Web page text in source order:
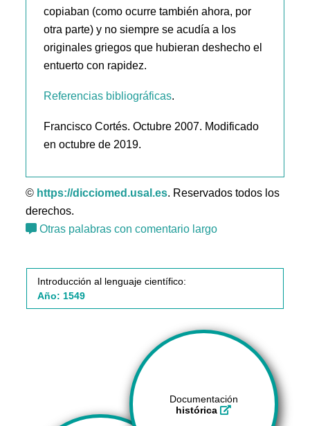
copiaban (como ocurre también ahora, por
otra parte) y no siempre se acudía a los
originales griegos que hubieran deshecho el
entuerto con rapidez.
Referencias bibliográficas.
Francisco Cortés. Octubre 2007. Modificado
en octubre de 2019.
© https://dicciomed.usal.es. Reservados todos los
derechos.
Otras palabras con comentario largo
Introducción al lenguaje científico:
Año: 1549
Documentación
histórica